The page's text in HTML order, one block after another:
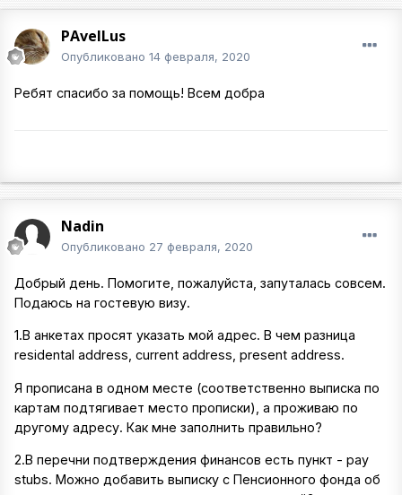
PAvelLus
Опубликовано 14 февраля, 2020
Ребят спасибо за помощь! Всем добра
Nadin
Опубликовано 27 февраля, 2020
Добрый день. Помогите, пожалуйста, запуталась совсем.
Подаюсь на гостевую визу.
1.В анкетах просят указать мой адрес. В чем разница
residental address, current address, present address.
Я прописана в одном месте (соответственно выписка по
картам подтягивает место прописки), а проживаю по
другому адресу. Как мне заполнить правильно?
2.В перечни подтверждения финансов есть пункт - pay
stubs. Можно добавить выписку с Пенсионного фонда об